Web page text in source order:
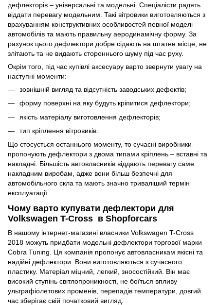
дефлекторів – універсальні та модельні. Спеціалісти радять
віддати перевагу модельним. Такі вітровики виготовляються з
врахуванням конструктивних особливостей певної моделі
автомобілів та мають правильну аеродинамічну форму. За
рахунок цього дефлектори добре сідають на штатне місце, не
злітають та не видають стороннього шуму під час руху.
Окрім того, під час купівлі аксесуару варто звернути увагу на
наступні моменти:
зовнішній вигляд та відсутність заводських дефектів;
форму поверхні на яку будуть кріпитися дефлектори;
якість матеріалу виготовлення дефлекторів;
тип кріплення вітровиків.
Що стосується останнього моменту, то сучасні виробники
пропонують дефлектори з двома типами кріплень – вставні та
накладні. Більшість автовласників віддають перевагу саме
накладним виробам, адже вони більш безпечні для
автомобільного скла та мають значно триваліший термін
експлуатації.
Чому варто купувати дефлектори для
Volkswagen T-Cross в Shopforcars
В нашому інтернет-магазині власники Volkswagen T-Cross
2018 можуть придбати модельні дефлектори торгової марки
Cobra Tuning. Ця компанія пропонує автовласникам якісні та
надійні дефлектори. Вони виготовляються з сучасного
пластику. Матеріал міцний, легкий, зносостійкий. Він має
високий ступінь світлопроникності, не боїться впливу
ультрафіолетових променів, перепадів температури, довгий
час зберігає свій початковий вигляд.